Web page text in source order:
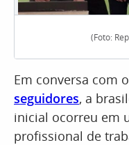
(Foto:
Em conversa com o
seguidores, a
inicial ocorreu em
profissional de